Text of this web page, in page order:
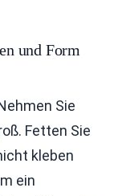
und Form
Sie
Fetten Sie
kleben
ein